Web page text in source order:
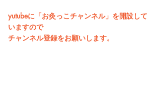
yutubeに「お灸っこチャンネル」を開設して
いますので
チャンネル登録をお願いします。